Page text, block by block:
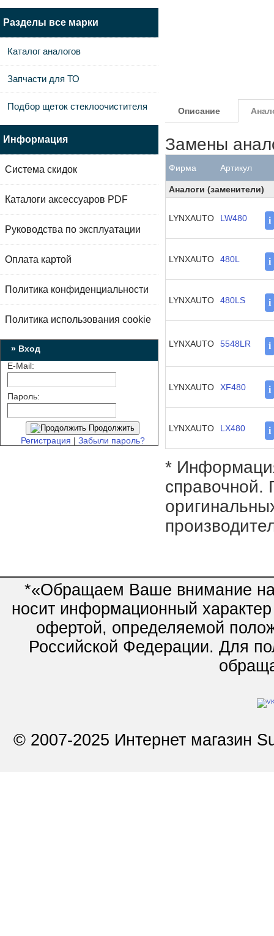
Описание
Замены
Фирма Артикул
Аналоги (заменители)
LYNXAUTO LW480 i
LYNXAUTO 480L i
LYNXAUTO 480LS i
LYNXAUTO 5548LR i
LYNXAUTO XF480 i
LYNXAUTO LX480 i
*
справочной.
Разделы все марки
Каталог аналогов
Запчасти для ТО
Подбор щеток стеклоочистителя
Информация
Система скидок
Каталоги аксессуаров PDF
Руководства по эксплуатации
Оплата картой
Политика конфиденциальности
Политика использования cookie
» Вход
E-Mail:
Пароль:
Продолжить
Регистрация | Забыли пароль?
*«Обращаем Ваше внимание на
носит информационный
офертой, определяемой
Российской Федерации. Для
© 2007-2025 Интернет магазин